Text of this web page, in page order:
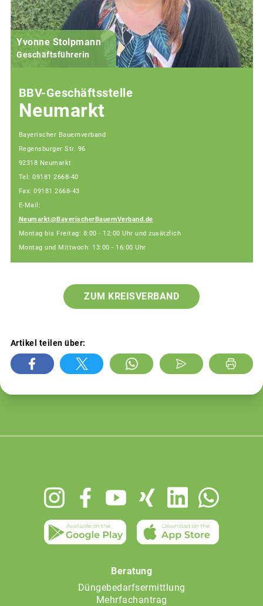
Yvonne Stolpmann
Geschäftsführerin
BBV-Geschäftsstelle
Neumarkt
Bayerischer Bauernverband
Regensburger Str. 96
92318 Neumarkt
Tel: 09181 2668-40
Fax: 09181 2668-43
E-Mail:
Neumarkt@BayerischerBauernVerband.de
Montag bis Freitag: 8:00 - 12:00 Uhr und zusätzlich
Montag und Mittwoch: 13:00 - 16:00 Uhr
ZUM KREISVERBAND
Artikel teilen über:
Beratung
Düngebedarfsermittlung
Mehrfachantrag